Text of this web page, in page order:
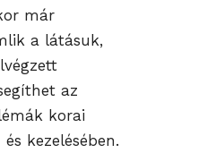
már
a látásuk,
az
korai
kezelésében.